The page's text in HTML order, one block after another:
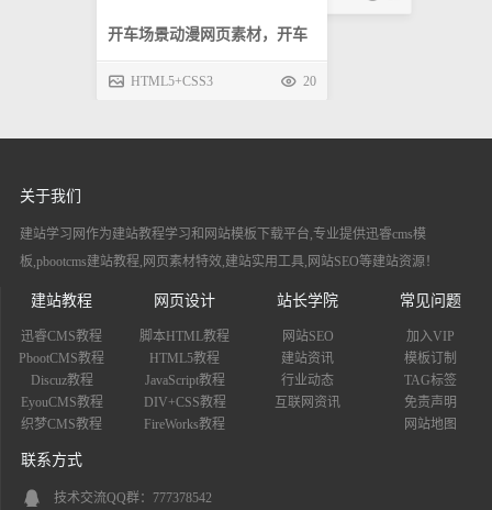
关于我们
建站学习网作为建站教程学习和网站模板下载平台,专业提供迅睿cms模
板,pbootcms建站教程,网页素材特效,建站实用工具,网站SEO等建站资源！
建站教程
迅睿CMS教程
PbootCMS教程
Discuz教程
EyouCMS教程
织梦CMS教程
网页设计
脚本HTML教程
HTML5教程
JavaScript教程
DIV+CSS教程
FireWorks教程
站长学院
网站SEO
建站资讯
行业动态
互联网资讯
常见问题
加入VIP
模板订制
TAG标签
免责声明
网站地图
联系方式
技术交流QQ群：777378542